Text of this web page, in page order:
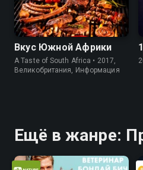
Вкус Южной Африки
A Taste of South Africa • 2017,
Великобритания, Информация
Ещё в жанре: